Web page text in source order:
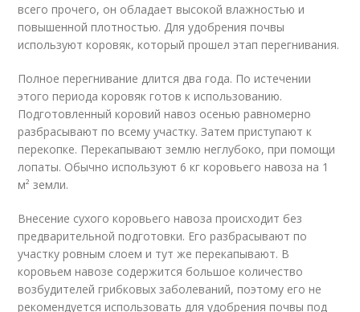
всего прочего, он обладает высокой влажностью и
повышенной плотностью. Для удобрения почвы
используют коровяк, который прошел этап перегнивания.
Полное перегнивание длится два года. По истечении
этого периода коровяк готов к использованию.
Подготовленный коровий навоз осенью равномерно
разбрасывают по всему участку. Затем приступают к
перекопке. Перекапывают землю неглубоко, при помощи
лопаты. Обычно используют 6 кг коровьего навоза на 1
м² земли.
Внесение сухого коровьего навоза происходит без
предварительной подготовки. Его разбрасывают по
участку ровным слоем и тут же перекапывают. В
коровьем навозе содержится большое количество
возбудителей грибковых заболеваний, поэтому его не
рекомендуется использовать для удобрения почвы под